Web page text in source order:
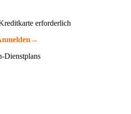
erforderlich
→